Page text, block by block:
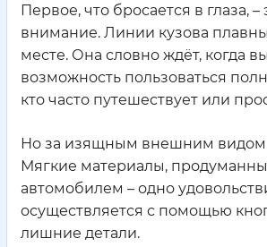
Первое, что бросается в глаза,
внимание. Линии кузова
месте. Она словно ждёт, когда
возможность пользоваться
кто часто путешествует или
Но за изящным внешним видом
Мягкие материалы,
автомобилем – одно
осуществляется с помощью
лишние детали.